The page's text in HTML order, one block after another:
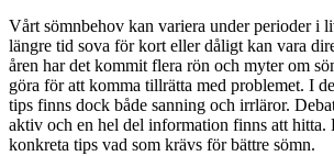
Vårt sömnbehov kan variera under perioder i
längre tid sova för kort eller dåligt kan vara
åren har det kommit flera rön och myter om
göra för att komma tillrätta med problemet. I
tips finns dock både sanning och irrläror.
aktiv och en hel del information finns att hitta.
konkreta tips vad som krävs för bättre sömn.